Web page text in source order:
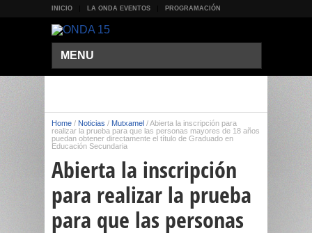
INICIO LA ONDA EVENTOS PROGRAMACIÓN
MENU
Home / Noticias / Mutxamel /Abierta la inscripción para
realizar la prueba para que las personas mayores de 18 años
puedan obtener directamente el título de Graduado en
Educación Secundaria
Abierta la inscripción
para realizar la prueba
para que las personas